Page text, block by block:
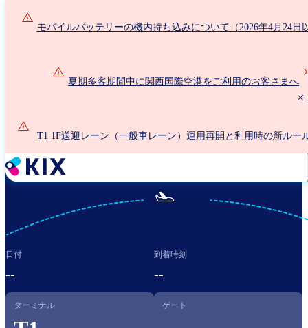
動
モバイルバッテリーの機内持ち込みについて（2026年4月24日
夏期多客期間中に関西国際空港をご利用のお客さまへ
T1 1F送迎レーン（一般車レーン）運用再開と利用時の新ルー

日付
--
到着時刻
--
ターミナル ゲート